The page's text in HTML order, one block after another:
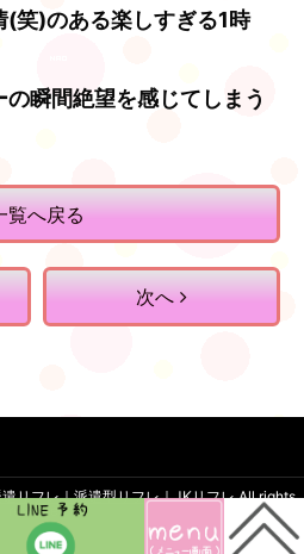
笑)のある楽しすぎる1時
瞬間絶望を感じてしまう
覧へ戻る
次へ
リフレ｜派遣型リフレ｜JKリフレ.All rights
reserved